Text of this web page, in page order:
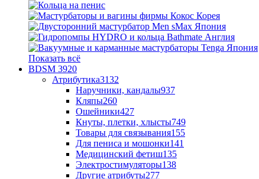
Показать всё
BDSM 3920
Атрибутика3132
Наручники, кандалы937
Кляпы260
Ошейники427
Кнуты, плетки, хлысты749
Товары для связывания155
Для пениса и мошонки141
Медицинский фетиш135
Электростимуляторы138
Другие атрибуты277